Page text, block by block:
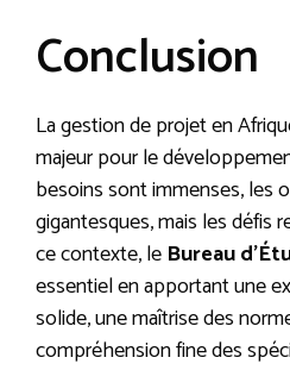
Conclusion
La gestion de projet en
majeur pour le
besoins sont immenses, les
gigantesques, mais les défis
ce contexte, le Bureau
essentiel en apportant une
solide, une maîtrise des
compréhension fine des